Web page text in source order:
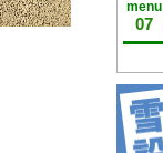
menu
07